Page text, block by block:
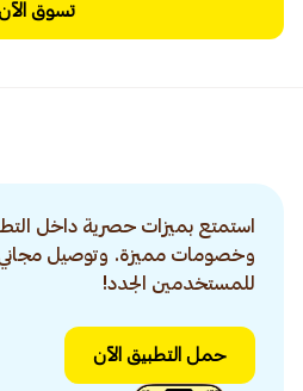
تسوق
استمتع بميزات حصرية داخل
وخصومات مميزة. وتوصيل مجاني
للمستخدمين الجدد!
حمل التطبيق الآن